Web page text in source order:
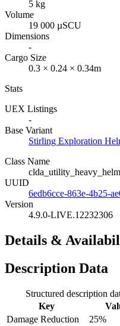
5 kg
Volume
19 000 µSCU
Dimensions
-
Cargo Size
0.3 × 0.24 × 0.34m
Stats
UEX Listings
-
Base Variant
Stirling Exploration
Class Name
UUID
6edb6cce-863e-4b25-
Version
4.9.0-LIVE.12232306
Details &
Description Data
Structured description
Key
Damage Reduction
25%